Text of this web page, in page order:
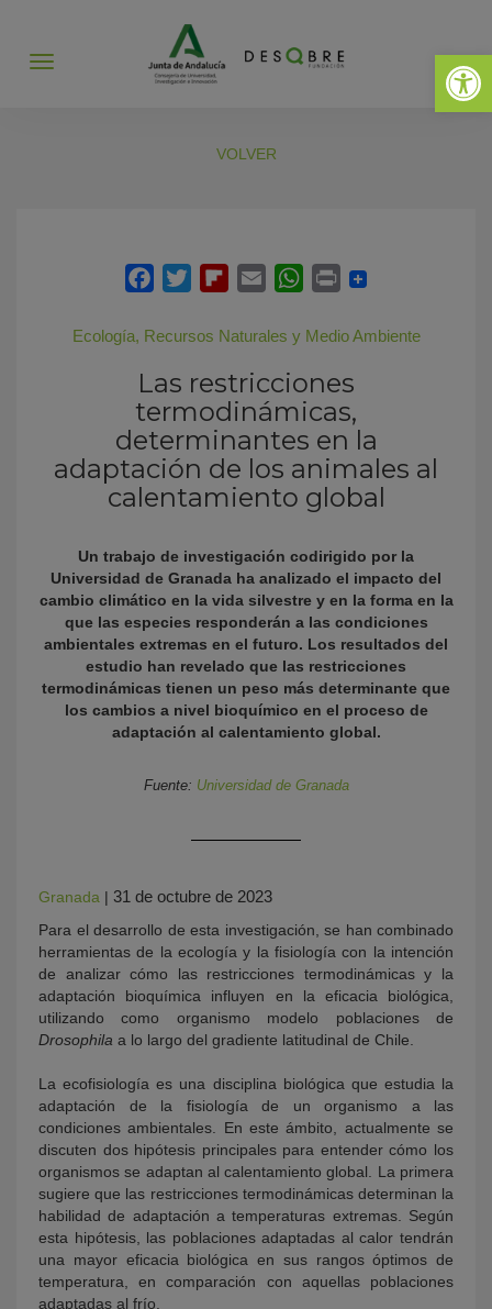
Abrir
Abrir
VOLVER
Ecología, Recursos Naturales y Medio Ambiente
Las restricciones
termodinámicas,
determinantes en la
adaptación de los animales al
calentamiento global
Un trabajo de investigación codirigido por la
Universidad de Granada ha analizado el impacto del
cambio climático en la vida silvestre y en la forma en la
que las especies responderán a las condiciones
ambientales extremas en el futuro. Los resultados del
estudio han revelado que las restricciones
termodinámicas tienen un peso más determinante que
los cambios a nivel bioquímico en el proceso de
adaptación al calentamiento global.
Fuente: Universidad de Granada
Granada | 31 de octubre de 2023
Para el desarrollo de esta investigación, se han combinado
herramientas de la ecología y la fisiología con la intención
de analizar cómo las restricciones termodinámicas y la
adaptación bioquímica influyen en la eficacia biológica,
utilizando como organismo modelo poblaciones de
Drosophila a lo largo del gradiente latitudinal de Chile.
La ecofisiología es una disciplina biológica que estudia la
adaptación de la fisiología de un organismo a las
condiciones ambientales. En este ámbito, actualmente se
discuten dos hipótesis principales para entender cómo los
organismos se adaptan al calentamiento global. La primera
sugiere que las restricciones termodinámicas determinan la
habilidad de adaptación a temperaturas extremas. Según
esta hipótesis, las poblaciones adaptadas al calor tendrán
una mayor eficacia biológica en sus rangos óptimos de
temperatura, en comparación con aquellas poblaciones
adaptadas al frío.